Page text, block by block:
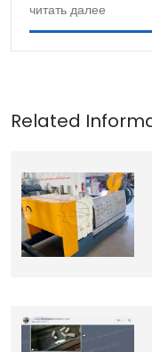
читать далее